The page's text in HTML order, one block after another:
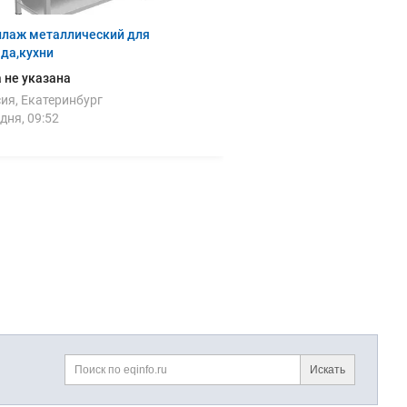
металлический для
не указана
Екатеринбург
09:52
Искать